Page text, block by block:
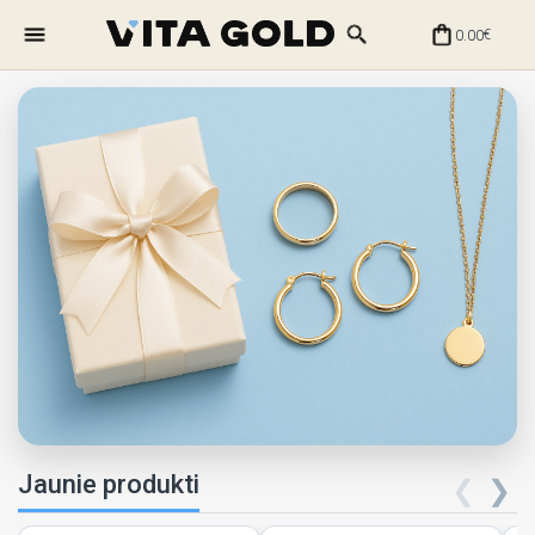
0.00€
Jaunie produkti ❮ ❯